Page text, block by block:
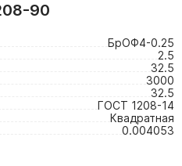
90
БрОФ4-0.25
2.5
32.5
3000
32.5
ГОСТ 1208-14
Квадратная
0.004053